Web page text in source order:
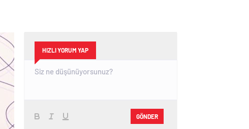
HIZLI YORUM YAP
GÖNDER